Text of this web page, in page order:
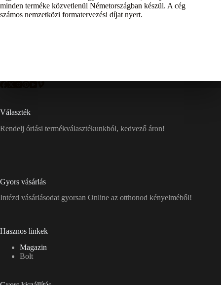
minden terméke közvetlenül Németországban készül. A cég
számos nemzetközi formatervezési díjat nyert.
Választék
Rendelj óriási termékválasztékunkból, kedvező áron!
Gyors vásárlás
Intézd vásárlásodat gyorsan Online az otthonod kényelméből!
Hasznos linkek
Magazin
Bolt